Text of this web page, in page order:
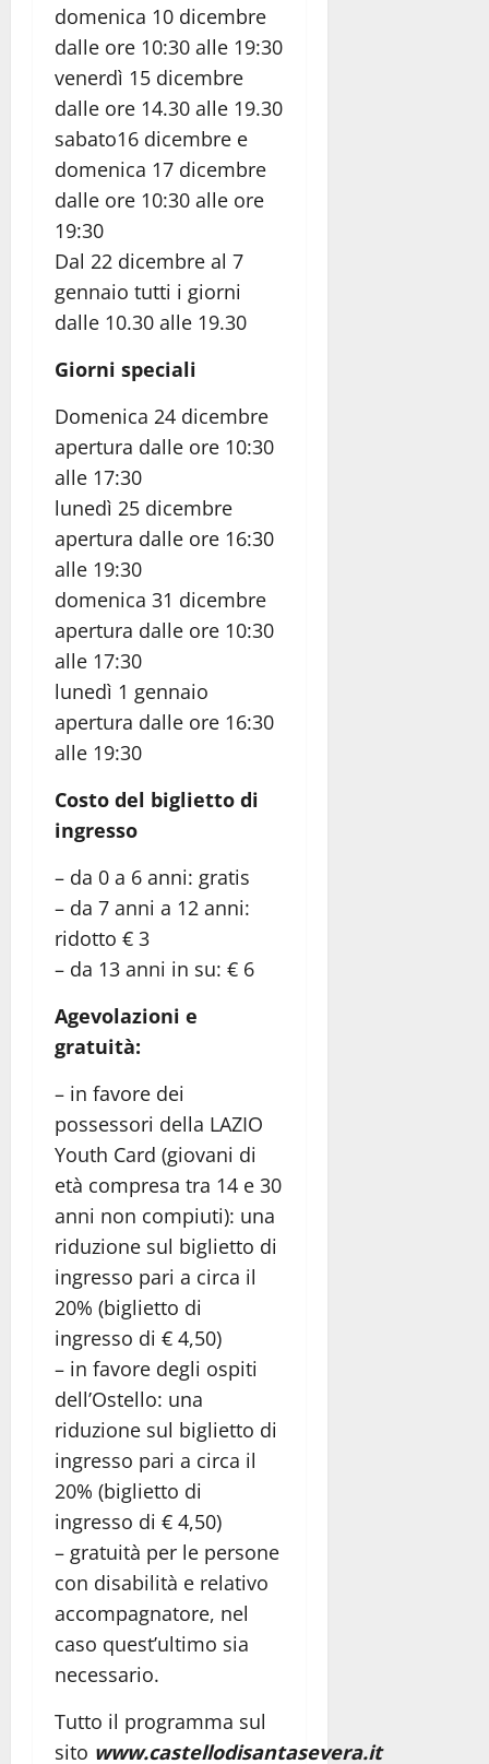
domenica 10 dicembre
dalle ore 10:30 alle 19:30
venerdì 15 dicembre
dalle ore 14.30 alle 19.30
sabato16 dicembre e
domenica 17 dicembre
dalle ore 10:30 alle ore
19:30
Dal 22 dicembre al 7
gennaio tutti i giorni
dalle 10.30 alle 19.30
Giorni speciali
Domenica 24 dicembre
apertura dalle ore 10:30
alle 17:30
lunedì 25 dicembre
apertura dalle ore 16:30
alle 19:30
domenica 31 dicembre
apertura dalle ore 10:30
alle 17:30
lunedì 1 gennaio
apertura dalle ore 16:30
alle 19:30
Costo del biglietto di
ingresso
– da 0 a 6 anni: gratis
– da 7 anni a 12 anni:
ridotto € 3
– da 13 anni in su: € 6
Agevolazioni e
gratuità:
– in favore dei
possessori della LAZIO
Youth Card (giovani di
età compresa tra 14 e 30
anni non compiuti): una
riduzione sul biglietto di
ingresso pari a circa il
20% (biglietto di
ingresso di € 4,50)
– in favore degli ospiti
dell’Ostello: una
riduzione sul biglietto di
ingresso pari a circa il
20% (biglietto di
ingresso di € 4,50)
– gratuità per le persone
con disabilità e relativo
accompagnatore, nel
caso quest’ultimo sia
necessario.
Tutto il programma sul
sito www.castellodisantasevera.it